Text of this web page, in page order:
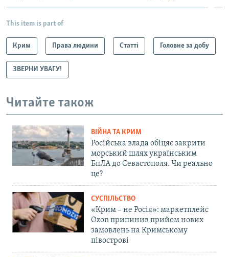
This item is part of
Крим Права людини Статті Головне за добу
ЗВЕРНИ УВАГУ!
Читайте також
ВІЙНА ТА КРИМ
Російська влада обіцяє закрити
морський шлях українським
БпЛА до Севастополя. Чи реально
це?
СУСПІЛЬСТВО
«Крим – не Росія»: маркетплейс
Ozon припинив прийом нових
замовлень на Кримському
півострові